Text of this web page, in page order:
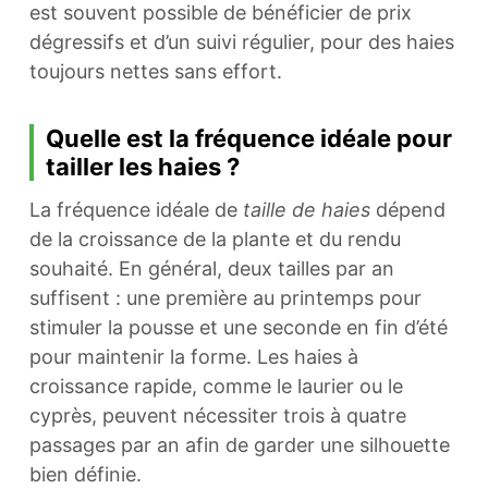
est souvent possible de bénéficier de prix
dégressifs et d’un suivi régulier, pour des haies
toujours nettes sans effort.
Quelle est la fréquence idéale pour
tailler les haies ?
La fréquence idéale de taille de haiesdépend
de la croissance de la plante et du rendu
souhaité. En général, deux tailles par an
suffisent : une première au printemps pour
stimuler la pousse et une seconde en fin d’été
pour maintenir la forme. Les haies à
croissance rapide, comme le laurier ou le
cyprès, peuvent nécessiter trois à quatre
passages par an afin de garder une silhouette
bien définie.